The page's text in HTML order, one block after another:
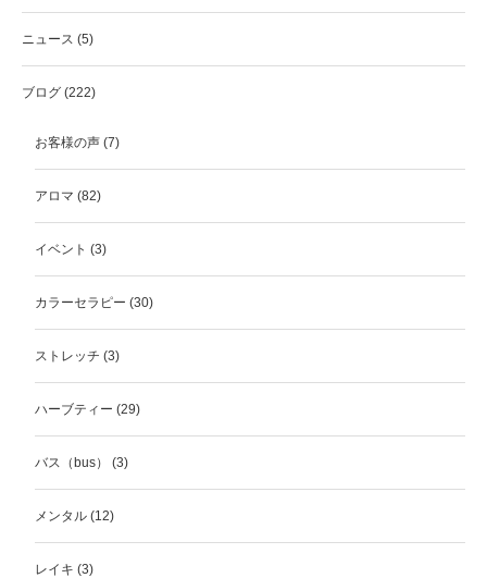
ニュース (5)
ブログ (222)
お客様の声 (7)
アロマ (82)
イベント (3)
カラーセラピー (30)
ストレッチ (3)
ハーブティー (29)
バス（bus） (3)
メンタル (12)
レイキ (3)